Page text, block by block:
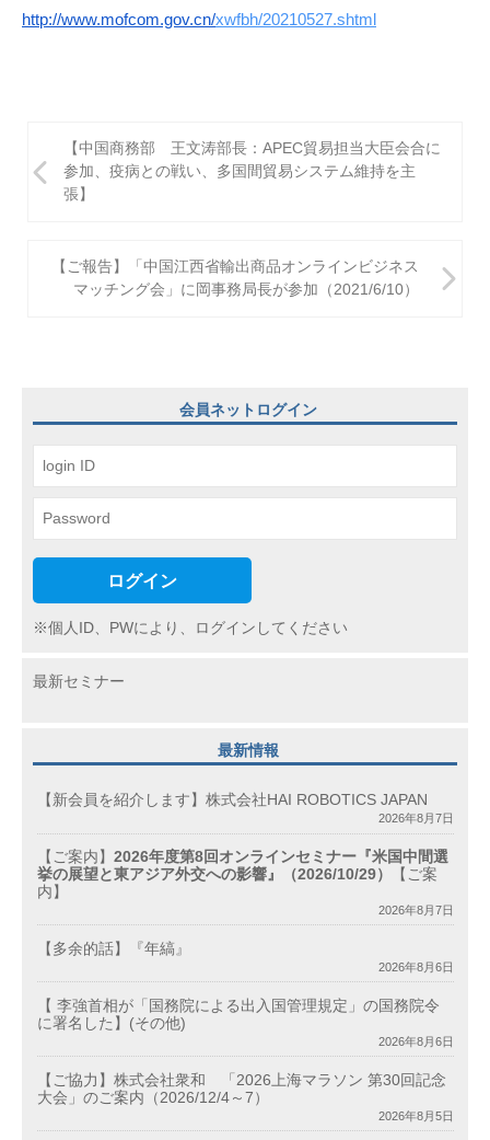
http://www.mofcom.gov.cn/xwfbh/20210527.shtml
稿
ン
【中国商務部 王文涛部長：APEC貿易担当大臣会合に
参加、疫病との戦い、多国間貿易システム維持を主
張】
【ご報告】「中国江西省輸出商品オンラインビジネス
マッチング会」に岡事務局長が参加（2021/6/10）
会員ネットログイン
ログイン
※個人ID、PWにより、ログインしてください
最新セミナー
最新情報
【新会員を紹介します】株式会社HAI ROBOTICS JAPAN
2026年8月7日
【ご案内】 2026年度第8回オンラインセミナー『米国中間選
挙の展望と東アジア外交への影響』（2026/10/29）
【ご案
内】
2026年8月7日
【多余的話】『年縞』
2026年8月6日
【 李強首相が「国務院による出入国管理規定」の国務院令
に署名した】(その他)
2026年8月6日
【ご協力】株式会社衆和 「2026上海マラソン 第30回記念
大会」のご案内（2026/12/4～7）
2026年8月5日